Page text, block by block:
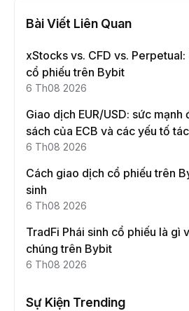
Bài Viết Liên Quan
xStocks vs. CFD vs.
cổ phiếu trên Bybit
6 Th08 2026
Giao dịch EUR/USD: sức mạnh
sách của ECB và các yếu tố
này
6 Th08 2026
Cách giao dịch cổ phiếu trên
sinh
6 Th08 2026
TradFi Phái sinh cổ phiếu là gì
chúng trên Bybit
6 Th08 2026
Sự Kiện Trending